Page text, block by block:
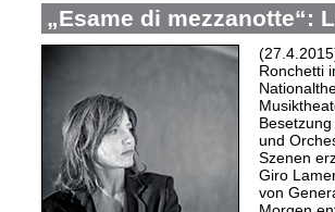
„Esame di mezzanotte“:
Ronchetti
und
Szenen
Giro
von